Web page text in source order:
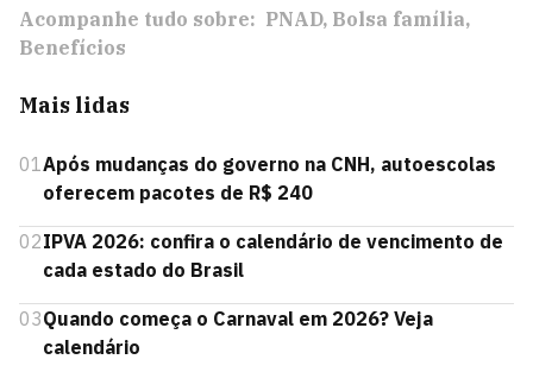
Acompanhe tudo sobre: PNAD Bolsa família
Benefícios
Mais lidas
01Após mudanças do governo na CNH, autoescolas
oferecem pacotes de R$ 240
02IPVA 2026: confira o calendário de vencimento de
cada estado do Brasil
03Quando começa o Carnaval em 2026? Veja
calendário